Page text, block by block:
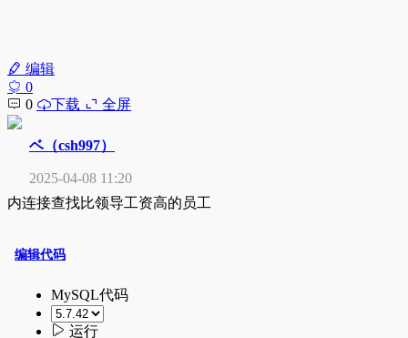
编辑
0
0
下载 全屏
ベ（csh997）
2025-04-08 11:20
内连接查找比领导工资高的员工